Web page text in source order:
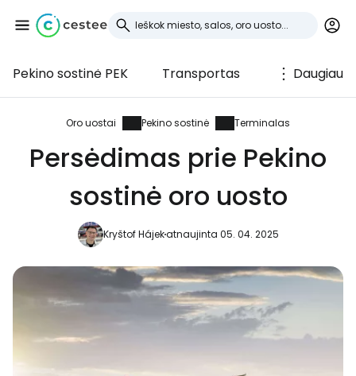
Pekino sostinė PEK Transportas Daugiau
Oro uostai Pekino sostinė Terminalas
Persėdimas prie Pekino
sostinė oro uosto
Kryštof Hájekatnaujinta 05. 04. 2025
Prisijunkite prie
Cestee
... pasaulinė kelionių bendruomenė
Tęsti su Facebook